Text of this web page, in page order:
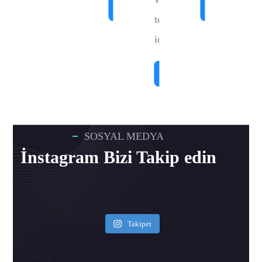
testi
içerir.
SOSYAL MEDYA
İnstagram Bizi Takip edin
Takipet